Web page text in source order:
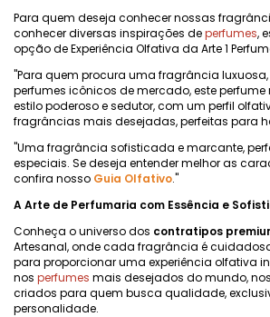
Para quem deseja conhecer nossas
conhecer diversas inspirações deperfumes,
opção de Experiência Olfativa da Arte 1
"Para quem procura uma fragrância
perfumes icônicos de mercado, este
estilo poderoso e sedutor, com um perfil
fragrâncias mais desejadas, perfeitas para
"Uma fragrância sofisticada e marcante,
especiais. Se deseja entender melhor as
confira nosso Guia Olfativo."
A Arte de Perfumaria com Essência e
Conheça o universo dos contratipos
Artesanal, onde cada fragrância é
para proporcionar uma experiência olfativa
nos perfumes mais desejados do mundo,
criados para quem busca qualidade,
personalidade.